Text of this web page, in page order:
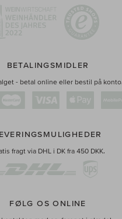
BETALINGSMIDLER
- betal online eller bestil på konto.
fragt via DHL i DK fra 450 DKK.
FØLG OS ONLINE